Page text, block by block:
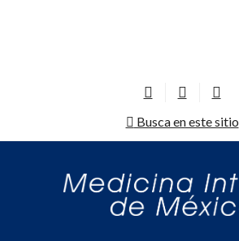
Busca en este sitio